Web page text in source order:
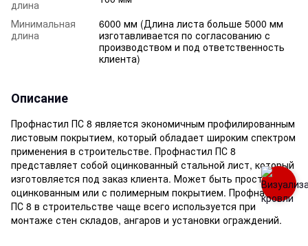
длина
Минимальная
длина
6000 мм (Длина листа больше 5000 мм
изготавливается по согласованию с
производством и под ответственность
клиента)
Описание
Профнастил ПС 8 является экономичным профилированным
листовым покрытием, который обладает широким спектром
применения в строительстве. Профнастил ПС 8
представляет собой оцинкованный стальной лист, который
изготовляется под заказ клиента. Может быть просто
оцинкованным или с полимерным покрытием. Профнастил
ПС 8 в строительстве чаще всего используется при
монтаже стен складов, ангаров и установки ограждений.